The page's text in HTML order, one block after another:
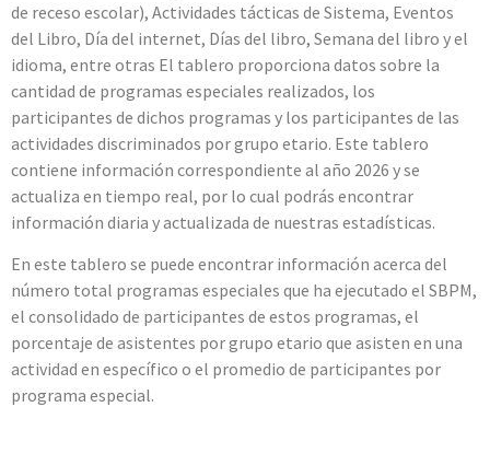
de receso escolar), Actividades tácticas de Sistema, Eventos
del Libro, Día del internet, Días del libro, Semana del libro y el
idioma, entre otras El tablero proporciona datos sobre la
cantidad de programas especiales realizados, los
participantes de dichos programas y los participantes de las
actividades discriminados por grupo etario. Este tablero
contiene información correspondiente al año 2026 y se
actualiza en tiempo real, por lo cual podrás encontrar
información diaria y actualizada de nuestras estadísticas.
En este tablero se puede encontrar información acerca del
número total programas especiales que ha ejecutado el SBPM,
el consolidado de participantes de estos programas, el
porcentaje de asistentes por grupo etario que asisten en una
actividad en específico o el promedio de participantes por
programa especial.